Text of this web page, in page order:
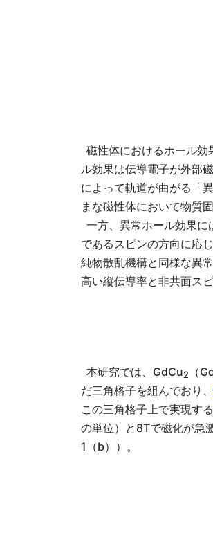
磁性体におけるホール
ル効果は伝導電子が外部
によって軌道が曲がる「
まな磁性体において物質
一方、異常ホール効果
であるスピンの方向に応
純物散乱機構と同様な異
高い縦伝導率と非共面ス
本研究では、GdCu2
（
だ三角格子を組んでおり、
この三角格子上で実現す
の単位）と8Tで磁化が急
1（b））。